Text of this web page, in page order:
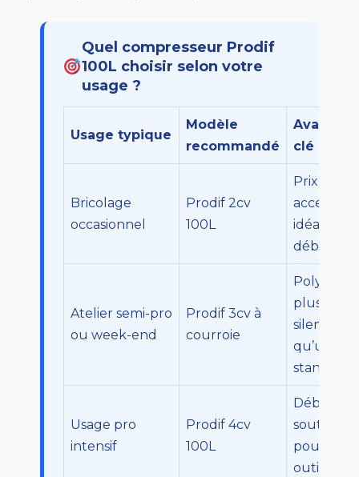
Quel compresseur Prodif
100L choisir selon votre
usage ?
Usage typique
Modèle
recommandé
Avantage
clé
Bricolage
occasionnel
Prodif 2cv
100L
Prix
accessible,
idéal pour
débuter
Atelier semi-pro
ou week-end
Prodif 3cv à
courroie
plus
silencieux
qu’un
standard
Usage pro
intensif
Prodif 4cv
100L
Débit
soutenu
pour gros
outillage